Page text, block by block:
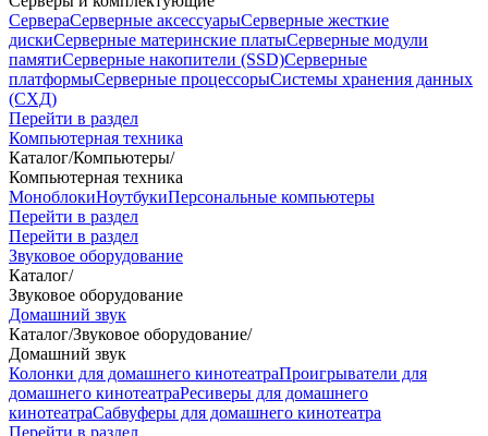
СервераСерверные аксессуарыСерверные жесткие
дискиСерверные материнские платыСерверные модули
памятиСерверные накопители (SSD)Серверные
платформыСерверные процессорыСистемы хранения данных
(СХД)
Перейти в раздел
Компьютерная техника
Каталог/Компьютеры/
Компьютерная техника
МоноблокиНоутбукиПерсональные компьютеры
Перейти в раздел
Перейти в раздел
Звуковое оборудование
Каталог/
Звуковое оборудование
Домашний звук
Каталог/Звуковое оборудование/
Домашний звук
Колонки для домашнего кинотеатраПроигрыватели для
домашнего кинотеатраРесиверы для домашнего
кинотеатраСабвуферы для домашнего кинотеатра
Перейти в раздел